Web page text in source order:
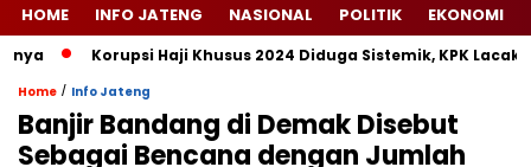
HOME INFO JATENG NASIONAL POLITIK EKONOMI
Korupsi Haji Khusus 2024 Diduga Sistemik, KPK Lacak Jejak
Home / Info Jateng
Banjir Bandang di Demak Disebut
Sebagai Bencana dengan Jumlah